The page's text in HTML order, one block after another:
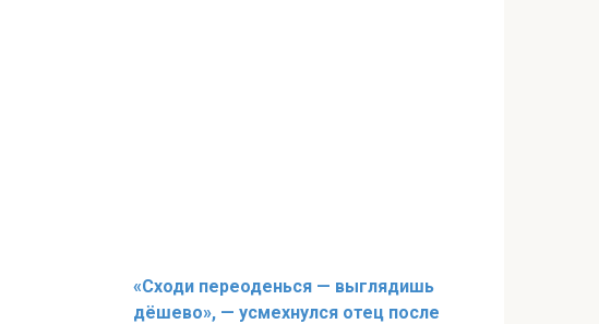
«Сходи переоденься — выглядишь
дёшево», — усмехнулся отец после